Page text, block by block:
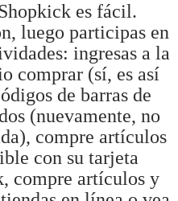
es fácil.
luego participas en
ingresas a la
comprar (sí, es así
de barras de
(nuevamente, no
compre artículos
con su tarjeta
compre artículos y